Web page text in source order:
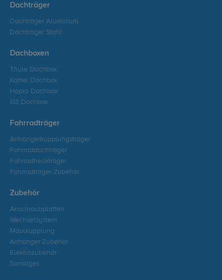
Dachträger
Dachträger Aluminium
Dachträger Stahl
Dachboxen
Thule Dachbox
Kamei Dachbox
Hapro Dachbox
G3 Dachbox
Fahrradträger
Anhängerkupplungsträger
Fahrraddachträger
Fahrradheckträger
Fahrradträger Zubehör
Zubehör
Anschraubplatten
Wechselsystem
Maulkupplung
Anhänger Zubehör
Elektrozubehör
Sonstiges